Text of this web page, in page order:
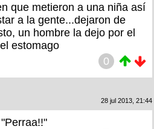
que metieron a una niña así
a la gente...dejaron de
un hombre la dejo por el
estomago
0
28 jul 2013, 21:44